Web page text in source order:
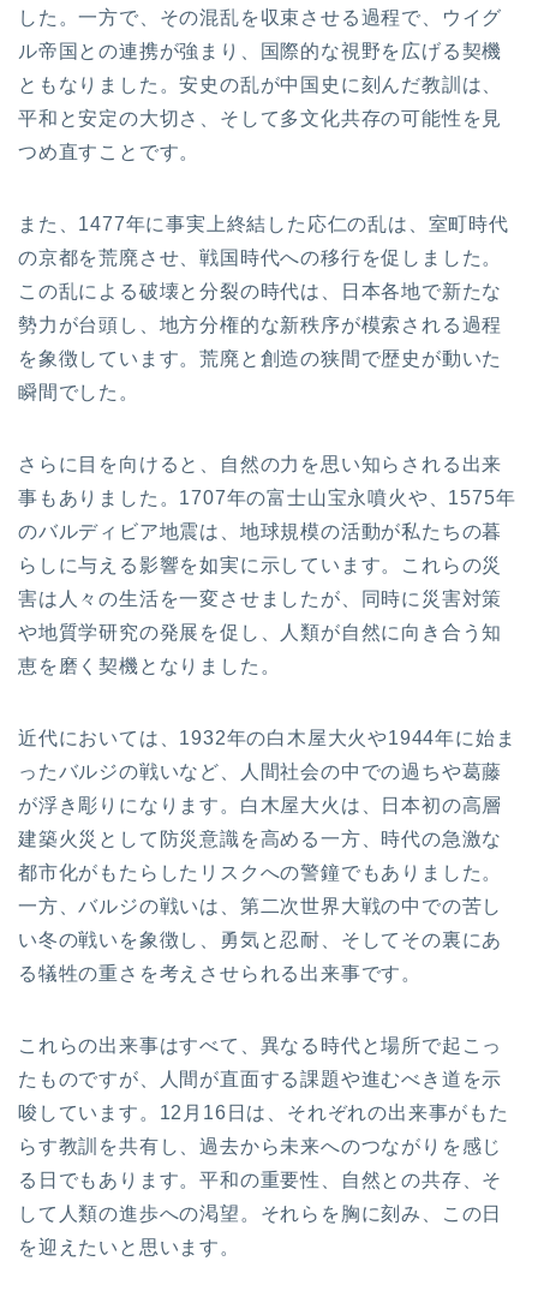
した。一方で、その混乱を収束させる過程で、ウイグ
ル帝国との連携が強まり、国際的な視野を広げる契機
ともなりました。安史の乱が中国史に刻んだ教訓は、
平和と安定の大切さ、そして多文化共存の可能性を見
つめ直すことです。
また、1477年に事実上終結した応仁の乱は、室町時代
の京都を荒廃させ、戦国時代への移行を促しました。
この乱による破壊と分裂の時代は、日本各地で新たな
勢力が台頭し、地方分権的な新秩序が模索される過程
を象徴しています。荒廃と創造の狭間で歴史が動いた
瞬間でした。
さらに目を向けると、自然の力を思い知らされる出来
事もありました。1707年の富士山宝永噴火や、1575年
のバルディビア地震は、地球規模の活動が私たちの暮
らしに与える影響を如実に示しています。これらの災
害は人々の生活を一変させましたが、同時に災害対策
や地質学研究の発展を促し、人類が自然に向き合う知
恵を磨く契機となりました。
近代においては、1932年の白木屋大火や1944年に始ま
ったバルジの戦いなど、人間社会の中での過ちや葛藤
が浮き彫りになります。白木屋大火は、日本初の高層
建築火災として防災意識を高める一方、時代の急激な
都市化がもたらしたリスクへの警鐘でもありました。
一方、バルジの戦いは、第二次世界大戦の中での苦し
い冬の戦いを象徴し、勇気と忍耐、そしてその裏にあ
る犠牲の重さを考えさせられる出来事です。
これらの出来事はすべて、異なる時代と場所で起こっ
たものですが、人間が直面する課題や進むべき道を示
唆しています。12月16日は、それぞれの出来事がもた
らす教訓を共有し、過去から未来へのつながりを感じ
る日でもあります。平和の重要性、自然との共存、そ
して人類の進歩への渇望。それらを胸に刻み、この日
を迎えたいと思います。